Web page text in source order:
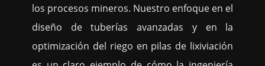
los procesos mineros. Nuestro enfoque en el
diseño de tuberías avanzadas y en la
optimización del riego en pilas de lixiviación